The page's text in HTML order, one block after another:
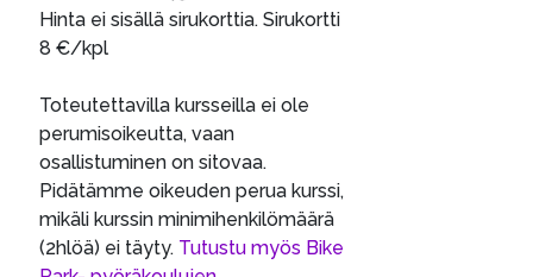
Hinta ei sisällä sirukorttia. Sirukortti
8 €/kpl
Toteutettavilla kursseilla ei ole
perumisoikeutta, vaan
osallistuminen on sitovaa.
Pidätämme oikeuden perua kurssi,
mikäli kurssin minimihenkilömäärä
(2hlöä) ei täyty. Tutustu myös Bike